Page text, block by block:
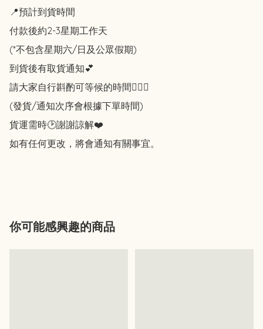
📍預計到貨時間
付款後約2-3星期工作天
(*不包含星期六/日及公眾假期)
到貨後有取貨通知💕
請大家自行斟酌可等候的時間🙇🏻‍♀️
(發貨/通知次序會根據下單時間)
貨運需時🕑謝謝諒解❤️
如有任何更改，將會通知有關事宜。
你可能感興趣的商品